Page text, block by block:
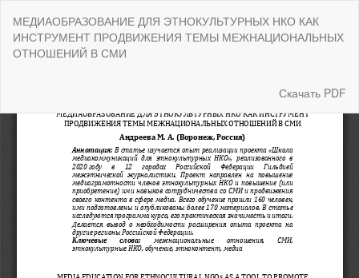
Подробностям
МЕДИАОБРАЗОВАНИЕ ДЛЯ ЭТНОКУЛЬТУРНЫХ НКО КАК
ИНСТРУМЕНТ ПРОДВИЖЕНИЯ ТЕМЫ МЕЖНАЦИОНАЛЬНЫХ
ОТНОШЕНИЙ В СМИ
Скачать
Скачать PDF